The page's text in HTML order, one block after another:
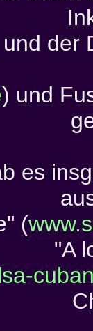
der
) und
es
(
"A